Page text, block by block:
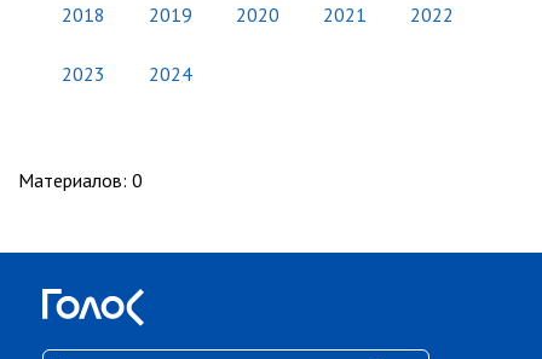
2018 2019 2020 2021 2022
2023 2024
Материалов: 0